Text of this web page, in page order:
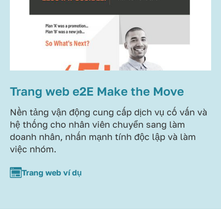
Trang web e2E Make the Move
Nền tảng vận động cung cấp dịch vụ cố vấn và
hệ thống cho nhân viên chuyển sang làm
doanh nhân, nhấn mạnh tính độc lập và làm
việc nhóm.
Trang web ví dụ